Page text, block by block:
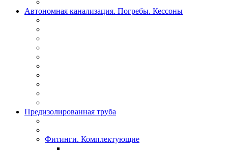
Автономная канализация. Погребы. Кессоны
Предизолированная труба
Фитинги. Комплектующие